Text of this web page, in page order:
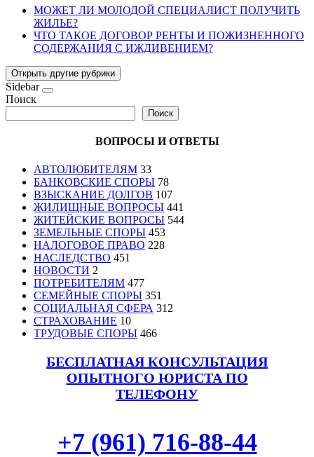
МОЖЕТ ЛИ МОЛОДОЙ СПЕЦИАЛИСТ ПОЛУЧИТЬ
ЖИЛЬЕ?
ЧТО ТАКОЕ ДОГОВОР РЕНТЫ И ПОЖИЗНЕННОГО
СОДЕРЖАНИЯ С ИЖДИВЕНИЕМ?
Открыть другие рубрики
Sidebar
Поиск
Поиск
ВОПРОСЫ И ОТВЕТЫ
АВТОЛЮБИТЕЛЯМ 33
БАНКОВСКИЕ СПОРЫ 78
ВЗЫСКАНИЕ ДОЛГОВ 107
ЖИЛИЩНЫЕ ВОПРОСЫ 441
ЖИТЕЙСКИЕ ВОПРОСЫ 544
ЗЕМЕЛЬНЫЕ СПОРЫ 453
НАЛОГОВОЕ ПРАВО 228
НАСЛЕДСТВО 451
НОВОСТИ 2
ПОТРЕБИТЕЛЯМ 477
СЕМЕЙНЫЕ СПОРЫ 351
СОЦИАЛЬНАЯ СФЕРА 312
СТРАХОВАНИЕ 10
ТРУДОВЫЕ СПОРЫ 466
БЕСПЛАТНАЯ КОНСУЛЬТАЦИЯ
ОПЫТНОГО ЮРИСТА ПО
ТЕЛЕФОНУ
+7 (961) 716-88-44